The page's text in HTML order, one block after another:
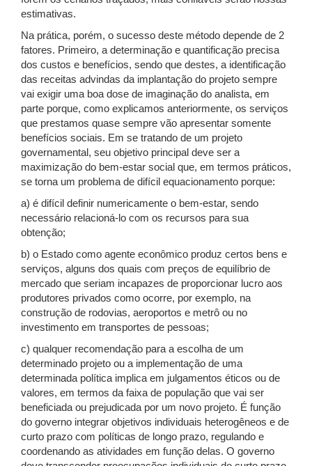
estimativas.
Na prática, porém, o sucesso deste método depende de 2
fatores. Primeiro, a determinação e quantificação precisa
dos custos e benefícios, sendo que destes, a identificação
das receitas advindas da implantação do projeto sempre
vai exigir uma boa dose de imaginação do analista, em
parte porque, como explicamos anteriormente, os serviços
que prestamos quase sempre vão apresentar somente
benefícios sociais. Em se tratando de um projeto
governamental, seu objetivo principal deve ser a
maximização do bem-estar social que, em termos práticos,
se torna um problema de difícil equacionamento porque:
a) é difícil definir numericamente o bem-estar, sendo
necessário relacioná-lo com os recursos para sua
obtenção;
b) o Estado como agente econômico produz certos bens e
serviços, alguns dos quais com preços de equilíbrio de
mercado que seriam incapazes de proporcionar lucro aos
produtores privados como ocorre, por exemplo, na
construção de rodovias, aeroportos e metrô ou no
investimento em transportes de pessoas;
c) qualquer recomendação para a escolha de um
determinado projeto ou a implementação de uma
determinada política implica em julgamentos éticos ou de
valores, em termos da faixa de população que vai ser
beneficiada ou prejudicada por um novo projeto. É função
do governo integrar objetivos individuais heterogêneos e de
curto prazo com políticas de longo prazo, regulando e
coordenando as atividades em função delas. O governo